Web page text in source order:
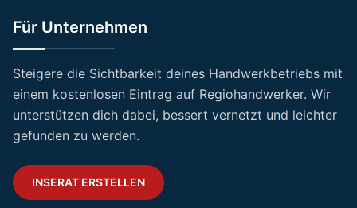
Für Unternehmen
Steigere die Sichtbarkeit deines Handwerkbetriebs mit
einem kostenlosen Eintrag auf Regiohandwerker. Wir
unterstützen dich dabei, bessert vernetzt und leichter
gefunden zu werden.
INSERAT ERSTELLEN